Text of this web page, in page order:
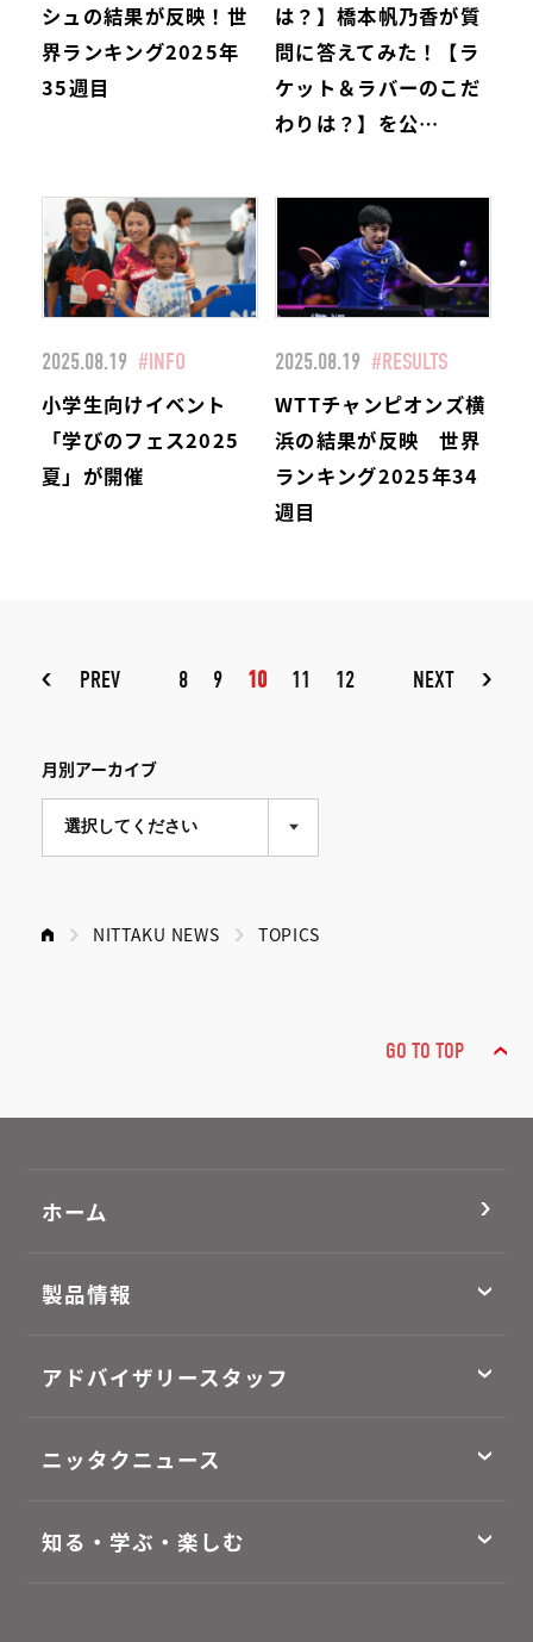
シュの結果が反映！世
界ランキング2025年
35週目
は？】橋本帆乃香が質
問に答えてみた！【ラ
ケット＆ラバーのこだ
わりは？】を公…
2025.08.19 #INFO
小学生向けイベント
「学びのフェス2025
夏」が開催
2025.08.19 #RESULTS
WTTチャンピオンズ横
浜の結果が反映 世界
ランキング2025年34
週目
PREV 8 9 10 11 12 NEXT
月別アーカイブ
NITTAKU NEWS TOPICS
GO TO TOP
ホーム
製品情報
アドバイザリースタッフ
ニッタクニュース
知る・学ぶ・楽しむ